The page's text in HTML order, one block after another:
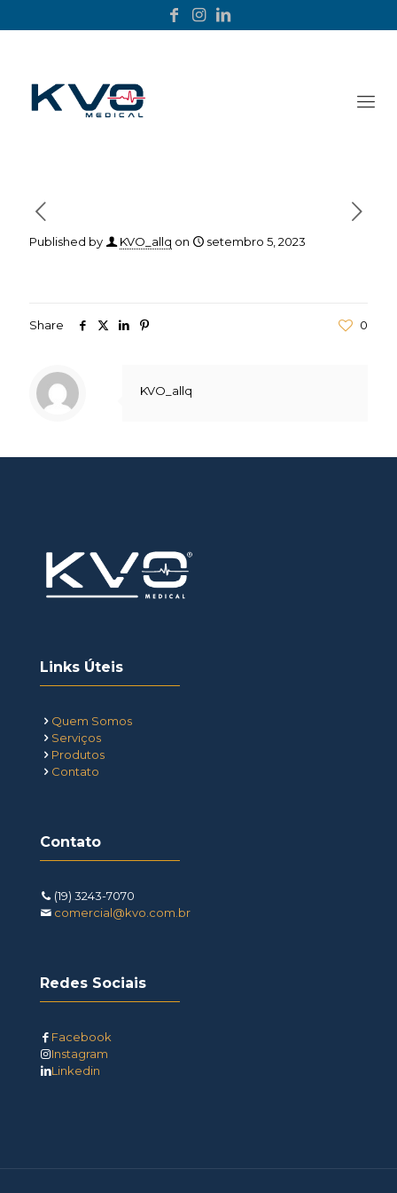
Published by KVO_allq on setembro 5, 2023
Share 0
KVO_allq
Links Úteis
Quem Somos
Serviços
Produtos
Contato
Contato
(19) 3243-7070
comercial@kvo.com.br
Redes Sociais
Facebook
Instagram
Linkedin